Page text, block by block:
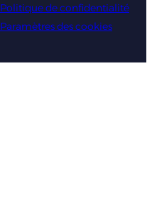
Politique de confidentialité
Paramètres des cookies